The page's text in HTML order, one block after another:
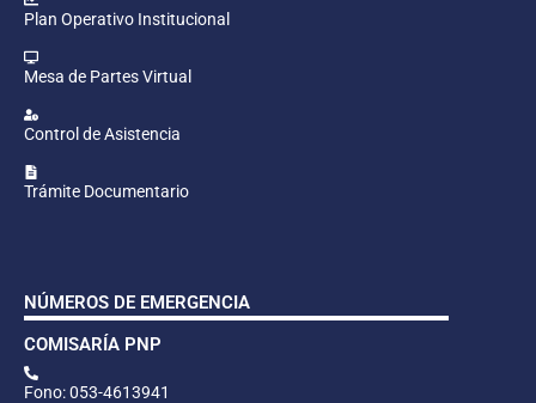
Plan Operativo Institucional
Mesa de Partes Virtual
Control de Asistencia
Trámite Documentario
NÚMEROS DE EMERGENCIA
COMISARÍA PNP
Fono: 053-4613941